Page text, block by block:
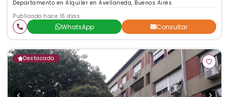
Departamento en Alquiler en Avellaneda, Buenos Aires
Publicado hace 16 días
WhatsApp Consultar
Destacada